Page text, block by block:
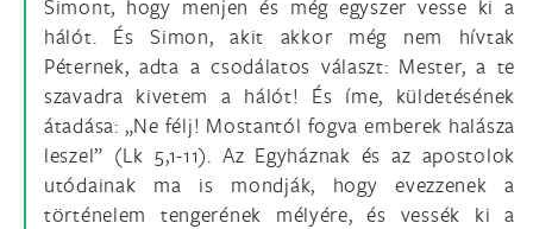
Simont, hogy menjen és még egyszer vesse ki a
hálót. És Simon, akit akkor még nem hívtak
Péternek, adta a csodálatos választ: Mester, a te
szavadra kivetem a hálót! És íme, küldetésének
átadása: „Ne félj! Mostantól fogva emberek halásza
leszel” (Lk 5,1-11). Az Egyháznak és az apostolok
utódainak ma is mondják, hogy evezzenek a
történelem tengerének mélyére, és vessék ki a